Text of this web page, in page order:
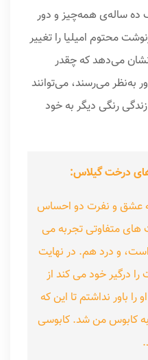
ساله‌ی همه‌چیز و دور
محتوم امیلیا را تغییر
می‌دهد که چقدر
به‌نظر می‌ر‌سند، می‌توانند
رنگی دیگر به خود
درخت گیلاس:
عشق و نفرت دو احساس
متفاوتی تجربه می
و درد هم. در نهایت
درگیر خود می کند از
نداشتم تا این که
به کابوس من شد. کابوسی